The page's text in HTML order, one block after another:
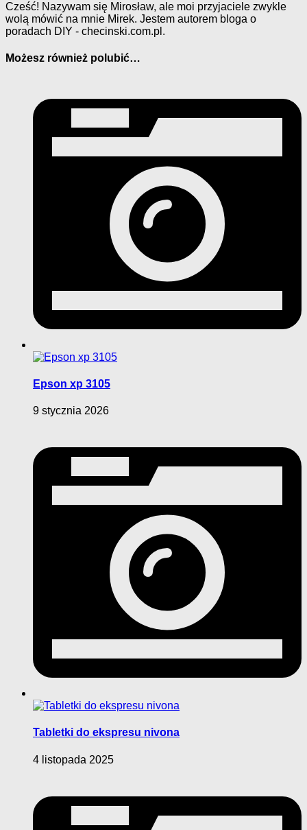
Cześć! Nazywam się Mirosław, ale moi przyjaciele zwykle
wolą mówić na mnie Mirek. Jestem autorem bloga o
poradach DIY - checinski.com.pl.
Możesz również polubić…
Epson xp 3105
9 stycznia 2026
Tabletki do ekspresu nivona
4 listopada 2025